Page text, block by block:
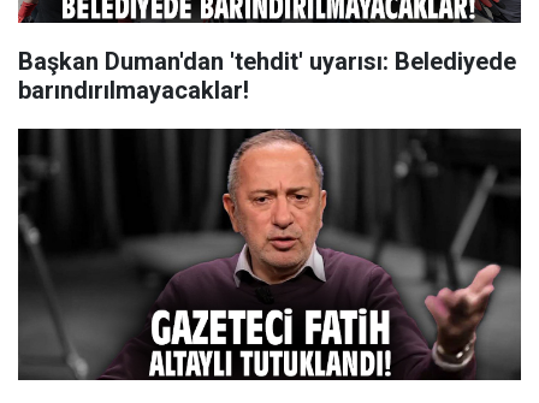
Başkan Duman'dan 'tehdit' uyarısı: Belediyede
barındırılmayacaklar!